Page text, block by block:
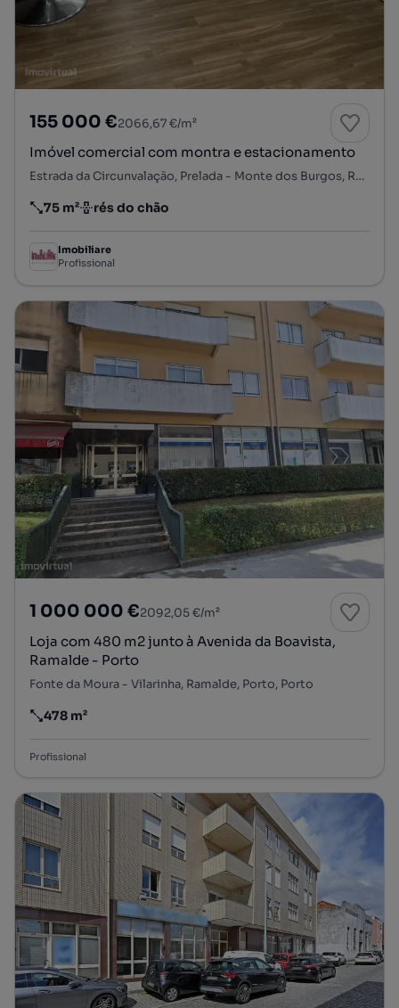
155 000 €2066,67 €/m²
Imóvel comercial com montra e estacionamento
Estrada da Circunvalação, Prelada - Monte dos Burgos, Ramalde, Porto, Porto
Preço por metro quadrado
75 m²
Andar rés do chão
Imobiliare
Profissional
1 000 000 €2092,05 €/m²
Loja com 480 m2 junto à Avenida da Boavista,
Ramalde - Porto
Fonte da Moura - Vilarinha, Ramalde, Porto, Porto
Preço por metro quadrado
478 m²
Profissional